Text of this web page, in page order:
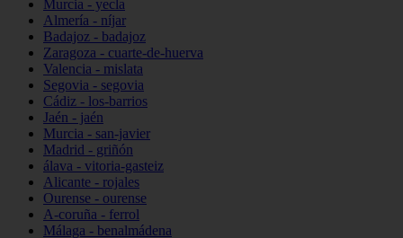
Murcia - yecla
Almería - níjar
Badajoz - badajoz
Zaragoza - cuarte-de-huerva
Valencia - mislata
Segovia - segovia
Cádiz - los-barrios
Jaén - jaén
Murcia - san-javier
Madrid - griñón
álava - vitoria-gasteiz
Alicante - rojales
Ourense - ourense
A-coruña - ferrol
Málaga - benalmádena